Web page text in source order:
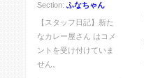
Section: ふなちゃん
【スタッフ日記】新た
なカレー屋さん は コメ
ントを受け付けていま
せん。